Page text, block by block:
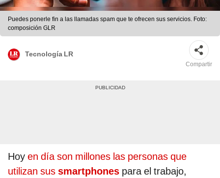
Puedes ponerle fin a las llamadas spam que te ofrecen sus servicios. Foto:
composición GLR
Tecnología LR
Compartir
Hoy en día son millones las personas que
utilizan sus smartphones para el trabajo,